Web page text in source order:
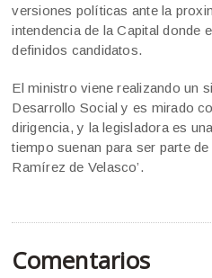
versiones políticas ante la
intendencia de la Capital donde
definidos candidatos.
El ministro viene realizando un
Desarrollo Social y es mirado
dirigencia, y la legisladora es
tiempo suenan para ser parte
Ramírez de Velasco’.
Comentarios